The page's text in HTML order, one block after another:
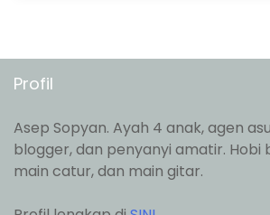
Profil
Asep Sopyan. Ayah 4 anak, agen
blogger, dan penyanyi amatir. Hobi
main catur, dan main gitar.